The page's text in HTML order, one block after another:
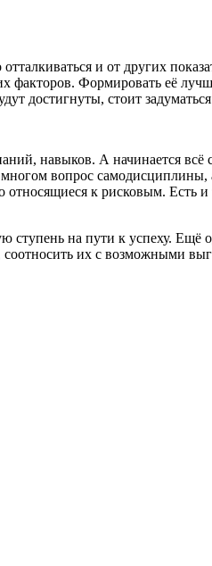
и от других
факторов. Формировать её
достигнуты, стоит
навыков. А начинается всё
вопрос
к рисковым. Есть
на пути к успеху. Ещё
соотносить их с возможными